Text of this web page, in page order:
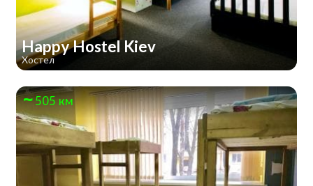
Happy Hostel Kiev
Хостел
505 км